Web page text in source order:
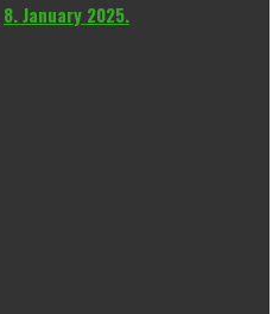
8. January 2025.